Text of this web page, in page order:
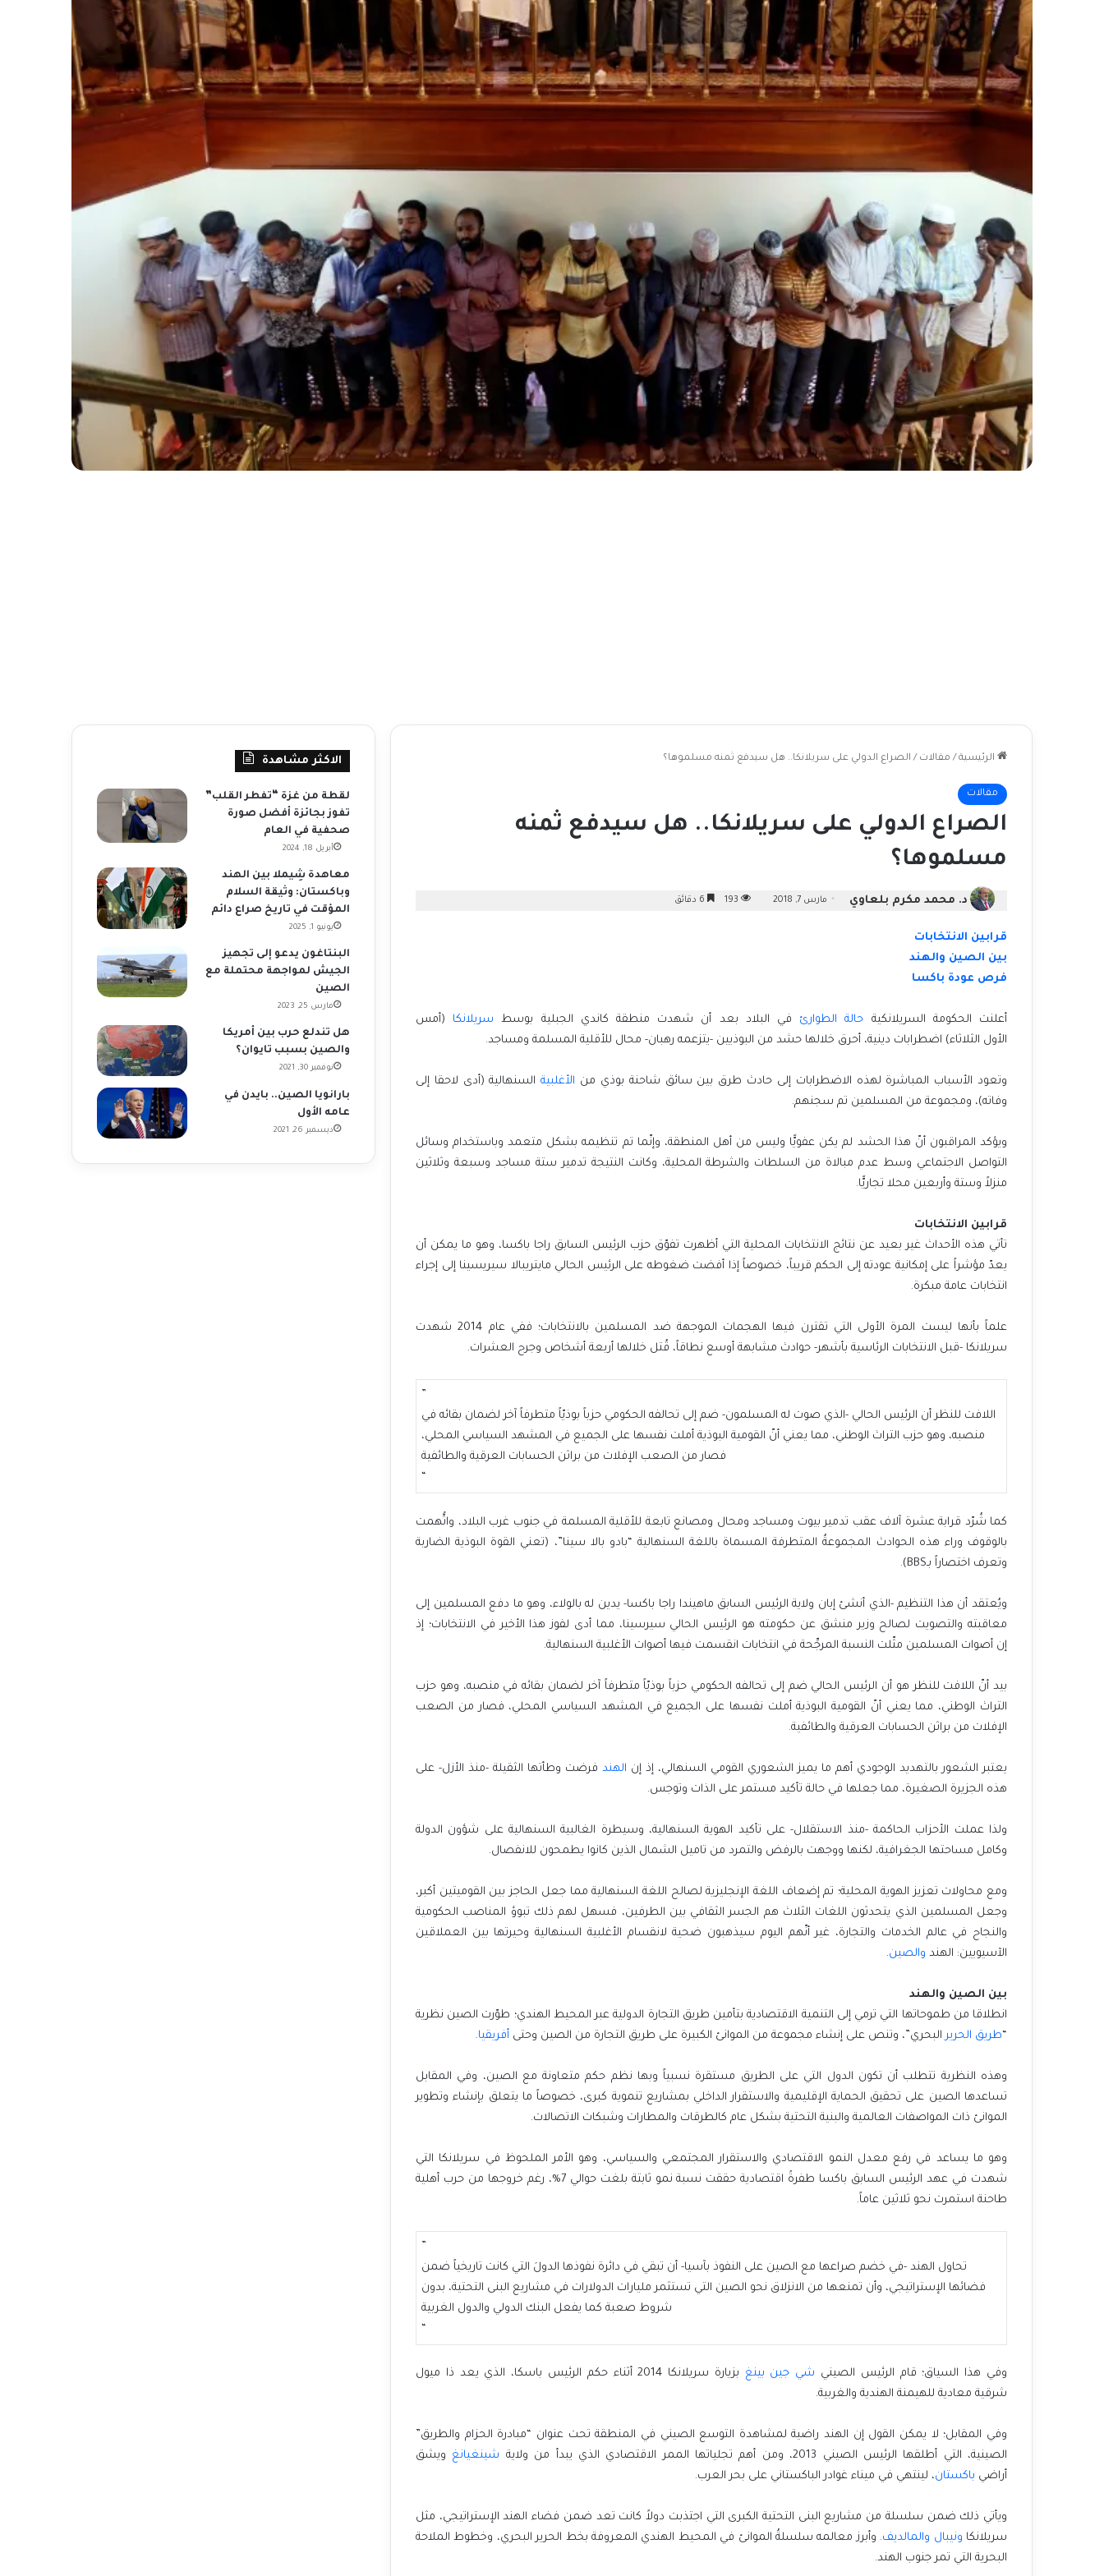
الرئيسية / مقالات / الصراع الدولي على سريلانكا.. هل سيدفع ثمنه مسلموها؟
مقالات
الصراع الدولي على سريلانكا.. هل سيدفع ثمنه
مسلموها؟
د. محمد مكرم بلعاوي مارس 7, 2018
قرابين الانتخابات
بين الصين والهند
فرص عودة باكسا
أعلنت الحكومة السريلانكية حالة الطوارئ في البلاد بعد أن شهدت منطقة كاندي الجبلية بوسط سريلانكا (أمس
الأول الثلاثاء) اضطرابات دينية، أحرق خلالها حشد من البوذيين -يتزعمه رهبان- محال للأقلية المسلمة ومساجد.
وتعود الأسباب المباشرة لهذه الاضطرابات إلى حادث طرق بين سائق شاحنة بوذي من الأغلبيةالسنهالية (أدى لاحقا إلى
وفاته)، ومجموعة من المسلمين تم سجنهم.
ويؤكد المراقبون أنّ هذا الحشد لم يكن عفويًّا وليس من أهل المنطقة، وإنّما تم تنظيمه بشكل متعمد وباستخدام وسائل
التواصل الاجتماعي وسط عدم مبالاة من السلطات والشرطة المحلية، وكانت النتيجة تدمير ستة مساجد وسبعة وثلاثين
منزلاً وستة وأربعين محلا تجاريًّا.
قرابين الانتخابات
تأتي هذه الأحداث غير بعيد عن نتائج الانتخابات المحلية التي أظهرت تفوّق حزب الرئيس السابق راجا باكسا، وهو ما يمكن أن
يعدّ مؤشراً على إمكانية عودته إلى الحكم قريباً، خصوصاً إذا أفضت ضغوطه على الرئيس الحالي مايتريبالا سيريسينا إلى إجراء
انتخابات عامة مبكرة.
علماً بأنها ليست المرة الأولى التي تقترن فيها الهجمات الموجهة ضد المسلمين بالانتخابات
؛ ففي عام 2014 شهدت
سريلانكا -قبل الانتخابات الرئاسية بأشهر- حوادث مشابهة أوسع نطاقاً، قُتل خلالها أربعة أشخاص وجرح العشرات.
”
اللافت للنظر أن الرئيس الحالي -الذي صوت له المسلمون- ضم إلى تحالفه الحكومي حزباً بوذيّاً متطرفاً آخر لضمان بقائه في
منصبه، وهو حزب التراث الوطني، مما يعني أنّ القومية البوذية أملت نفسها على الجميع في المشهد السياسي المحلي،
فصار من الصعب الإفلات من براثن الحسابات العرقية والطائفية
“
كما شُرّد قرابة عشرة آلاف عقب تدمير بيوت ومساجد ومحال ومصانع تابعة للأقلية المسلمة في جنوب غرب البلاد، واتُّهمت
بالوقوف وراء هذه الحوادث المجموعةُ المتطرفة المسماة باللغة السنهالية “بادو بالا سينا”، (تعني القوة البوذية الضاربة
وتعرف اختصاراً بـBBS).
ويُعتقد أن هذا التنظيم -الذي أنشئ إبان ولاية الرئيس السابق ماهيندا راجا باكسا- يدين له بالولاء، وهو ما دفع المسلمين إلى
معاقبته والتصويت لصالح وزير منشق عن حكومته هو الرئيس الحالي سيرسينا، مما أدى لفوز هذا الأخير في الانتخابات؛ إذ
إن أصوات المسلمين مثّلت النسبة المرجِّحة في انتخابات انقسمت فيها أصوات الأغلبية السنهالية.
بيد أنّ اللافت للنظر هو أن الرئيس الحالي ضم إلى تحالفه الحكومي حزباً بوذيّاً متطرفاً آخر لضمان بقائه في منصبه، وهو حزب
التراث الوطني، مما يعني أنّ القومية البوذية أملت نفسها على الجميع في المشهد السياسي المحلي، فصار من الصعب
الإفلات من براثن الحسابات العرقية والطائفية.
يعتبر الشعور بالتهديد الوجودي أهم ما يميز الشعوري القومي السنهالي، إذ إن الهند فرضت وطأتها الثقيلة -منذ الأزل- على
هذه الجزيرة الصغيرة، مما جعلها في حالة تأكيد مستمر على الذات وتوجس.
ولذا عملت الأحزاب الحاكمة -منذ الاستقلال- على تأكيد الهوية السنهالية، وسيطرة الغالبية السنهالية على شؤون الدولة
وكامل مساحتها الجغرافية، لكنها ووجهت بالرفض والتمرد من تاميل الشمال الذين كانوا يطمحون للانفصال.
ومع محاولات تعزيز الهوية المحلية؛ تم إضعاف اللغة الإنجليزية لصالح اللغة السنهالية مما جعل الحاجز بين القوميتين أكبر،
وجعل المسلمين الذي يتحدثون اللغات الثلاث هم الجسر الثقافي بين الطرفين، فسهل لهم ذلك تبوؤ المناصب الحكومية
والنجاح في عالم الخدمات والتجارة، غير أنّهم اليوم سيذهبون ضحية لانقسام الأغلبية السنهالية وحيرتها بين العملاقين
الآسيويين: الهند والصين.
بين الصين والهند
انطلاقا من طموحاتها التي ترمي إلى التنمية الاقتصادية بتأمين طريق التجارة الدولية عبر المحيط الهندي؛ طوّرت الصين نظرية
“طريق الحرير البحري”، وتنص على إنشاء مجموعة من الموانئ الكبيرة على طريق التجارة من الصين وحتى أفريقيا.
وهذه النظرية تتطلب أن تكون الدول التي على الطريق مستقرة نسبياً وبها نظم حكم متعاونة مع الصين، وفي المقابل
تساعدها الصين على تحقيق الحماية الإقليمية والاستقرار الداخلي بمشاريع تنموية كبرى، خصوصاً ما يتعلق بإنشاء وتطوير
الموانئ ذات المواصفات العالمية والبنية التحتية بشكل عام كالطرقات والمطارات وشبكات الاتصالات.
وهو ما يساعد في رفع معدل النمو الاقتصادي والاستقرار المجتمعي والسياسي، وهو الأمر الملحوظ في سريلانكا التي
شهدت في عهد الرئيس السابق باكسا طفرةً اقتصادية حققت نسبة نمو ثابتة بلغت حوالي 7%، رغم خروجها من حرب أهلية
طاحنة استمرت نحو ثلاثين عاماً.
”
تحاول الهند -في خضم صراعها مع الصين على النفوذ بآسيا- أن تبقي في دائرة نفوذها الدولَ التي كانت تاريخياً ضمن
فضائها الإستراتيجي، وأن تمنعها من الانزلاق نحو الصين التي تستثمر مليارات الدولارات في مشاريع البنى التحتية، بدون
شروط صعبة كما يفعل البنك الدولي والدول الغربية
“
وفي هذا السياق؛ قام الرئيس الصيني شي جين بينغ
بزيارة سريلانكا 2014 أثناء حكم الرئيس باسكا، الذي يعد ذا ميول
شرقية معادية للهيمنة الهندية والغربية.
وفي المقابل؛ لا يمكن القول إن الهند راضية لمشاهدة التوسع الصيني في المنطقة تحت عنوان “مبادرة الحزام والطريق”
الصينية، التي أطلقها الرئيس الصيني 2013، ومن أهم تجلياتها الممر الاقتصادي الذي يبدأ من ولاية
شينغيانغ ويشق
أراضي باكستان، لينتهي في ميناء غوادر الباكستاني على بحر العرب.
ويأتي ذلك ضمن سلسلة من مشاريع البنى التحتية الكبرى التي اجتذبت دولاً كانت تعد ضمن فضاء الهند الإستراتيجي، مثل
سريلانكا ونيبال والمالديف. وأبرز معالمه سلسلةُ الموانئ في المحيط الهندي المعروفة بخط الحرير البحري، وخطوط الملاحة
البحرية التي تمر جنوب الهند.
الاكثر مشاهدة
لقطة من غزة “تفطر القلب”
تفوز بجائزة أفضل صورة
صحفية في العام
أبريل 18, 2024
معاهدة شِيملا بين الهند
وباكستان: وثيقة السلام
المؤقت في تاريخ صراع دائم
يونيو 1, 2025
البنتاغون يدعو إلى تجهيز
الجيش لمواجهة محتملة مع
الصين
مارس 25, 2023
هل تندلع حرب بين أمريكا
والصين بسبب تايوان؟
نوفمبر 30, 2021
بارانويا الصين.. بايدن في
عامه الأول
ديسمبر 26, 2021